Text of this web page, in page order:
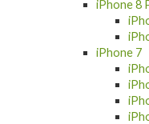
iPhone 8
iPhone 7